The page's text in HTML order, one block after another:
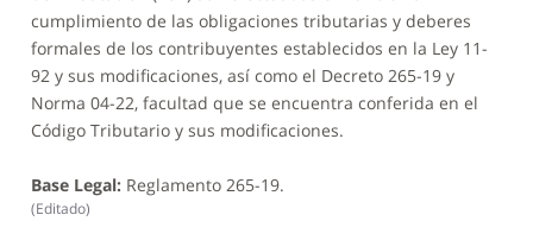
cumplimiento de las obligaciones tributarias y deberes
formales de los contribuyentes establecidos en la Ley 11-
92 y sus modificaciones, así como el Decreto 265-19 y
Norma 04-22, facultad que se encuentra conferida en el
Código Tributario y sus modificaciones.
Base Legal:Reglamento 265-19.
(Editado)